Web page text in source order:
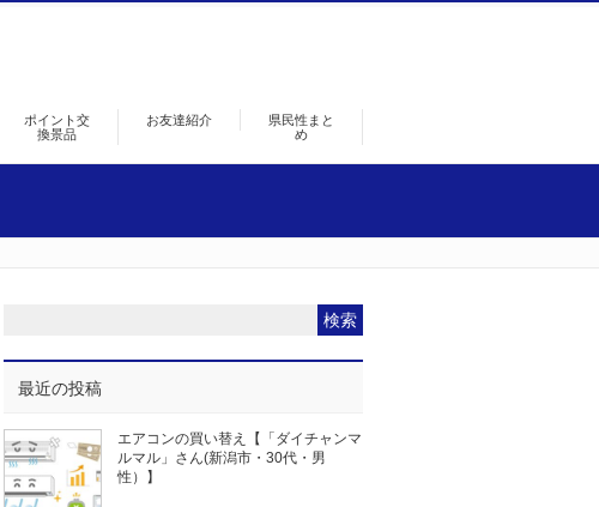
ポイント交
換景品
お友達紹介
県民性まと
め
最近の投稿
エアコンの買い替え【「ダイチャンマ
ルマル」さん(新潟市・30代・男
性）】